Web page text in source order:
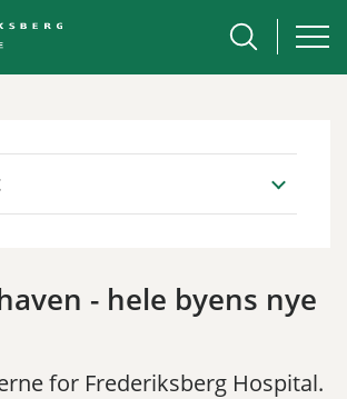
- hele byens nye
for Frederiksberg Hospital.